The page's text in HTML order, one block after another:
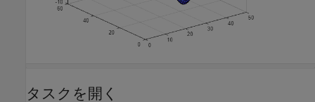
タスクを開く